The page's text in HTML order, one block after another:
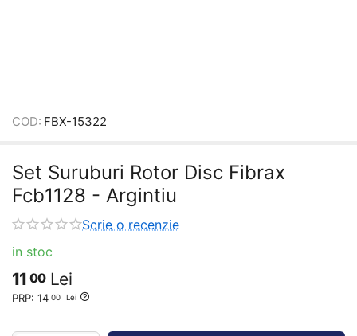
COD: FBX-15322
Set Suruburi Rotor Disc Fibrax
Fcb1128 - Argintiu
Scrie o recenzie
in stoc
11 00 Lei
PRP: 14 00 Lei